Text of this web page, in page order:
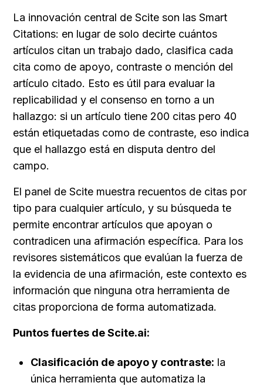
La innovación central de Scite son las Smart
Citations: en lugar de solo decirte cuántos
artículos citan un trabajo dado, clasifica cada
cita como de apoyo, contraste o mención del
artículo citado. Esto es útil para evaluar la
replicabilidad y el consenso en torno a un
hallazgo: si un artículo tiene 200 citas pero 40
están etiquetadas como de contraste, eso indica
que el hallazgo está en disputa dentro del
campo.
El panel de Scite muestra recuentos de citas por
tipo para cualquier artículo, y su búsqueda te
permite encontrar artículos que apoyan o
contradicen una afirmación específica. Para los
revisores sistemáticos que evalúan la fuerza de
la evidencia de una afirmación, este contexto es
información que ninguna otra herramienta de
citas proporciona de forma automatizada.
Puntos fuertes de Scite.ai:
Clasificación de apoyo y contraste: la
única herramienta que automatiza la